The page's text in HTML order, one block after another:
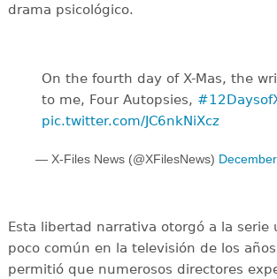
drama psicológico.
On the fourth day of X-Mas, the
to me, Four Autopsies,
pic.twitter.com/JC6nkNiXcz
— X-Files News (@XFilesNews)
Esta libertad narrativa otorgó a la serie
poco común en la televisión de los
permitió que numerosos directores